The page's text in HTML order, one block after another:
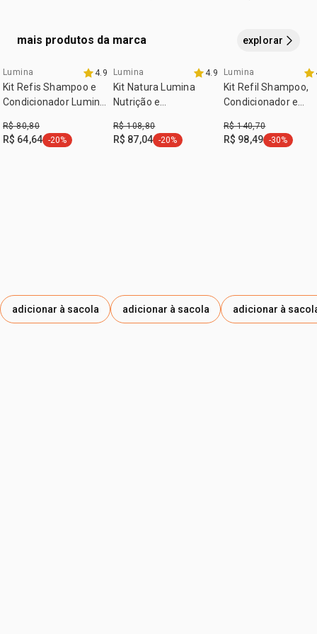
mais produtos da marca explorar
exclusivo aqui
Lumina 4.9
Kit Refis Shampoo e
Condicionador Lumina
Profunda (2 produtos)
R$ 80,80
R$ 64,64 etiqueta -20%
-20%
adicionar à sacola
exclusivo aqui
Lumina 4.9
Kit Natura Lumina
Nutrição e
Shampoo e
Condicionador
R$ 108,80
R$ 87,04 etiqueta -20%
-20%
adicionar à sacola
Lumina
Kit Refil Shampoo,
Condicionador e
Restauração e Liso
Prolongado
R$ 140,70
R$ 98,49 etiqueta -
-30%
adicionar à